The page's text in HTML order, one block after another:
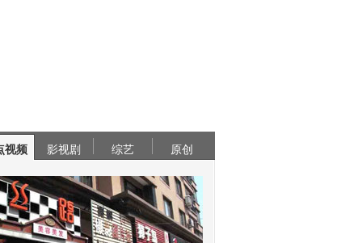
视频 影视剧 综艺 原创